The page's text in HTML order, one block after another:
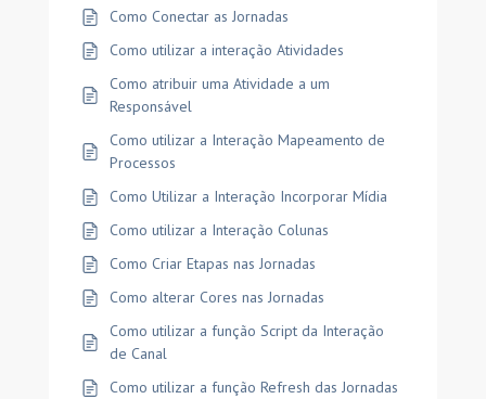
Como Conectar as Jornadas
Como utilizar a interação Atividades
Como atribuir uma Atividade a um
Responsável
Como utilizar a Interação Mapeamento de
Processos
Como Utilizar a Interação Incorporar Mídia
Como utilizar a Interação Colunas
Como Criar Etapas nas Jornadas
Como alterar Cores nas Jornadas
Como utilizar a função Script da Interação
de Canal
Como utilizar a função Refresh das Jornadas